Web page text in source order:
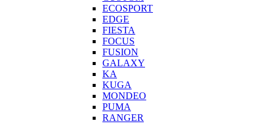
ECOSPORT
EDGE
FIESTA
FOCUS
FUSION
GALAXY
KA
KUGA
MONDEO
PUMA
RANGER